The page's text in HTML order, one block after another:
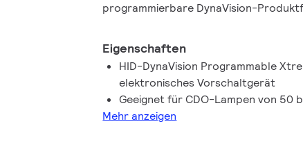
programmierbare DynaVision-
Eigenschaften
HID-DynaVision Programmable
elektronisches Vorschaltgerät
Geeignet für CDO-Lampen von 50
Mehr anzeigen